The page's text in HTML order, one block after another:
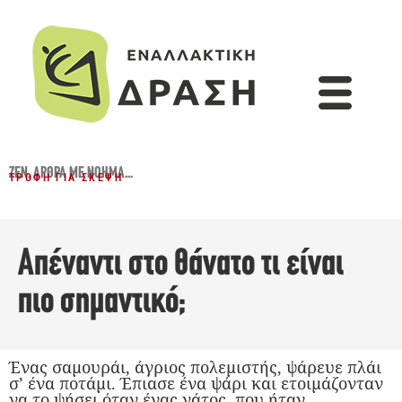
ZEN,ΆΡΘΡΑ ΜΕ ΝΌΗΜΑ...
ΤΡΟΦΉ ΓΙΑ ΣΚΈΨΗ
Απέναντι στο θάνατο τι είναι
πιο σημαντικό;
Ένας σαμουράι, άγριος πολεμιστής, ψάρευε πλάι
σ’ ένα ποτάμι. Έπιασε ένα ψάρι και ετοιμάζονταν